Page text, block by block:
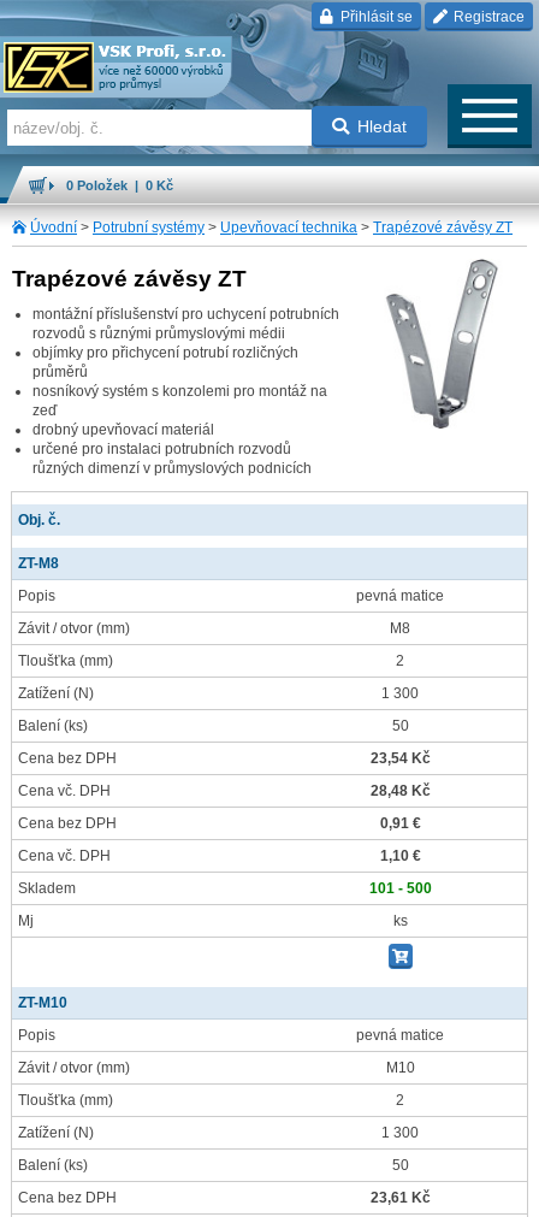
Přihlásit se Registrace
Hledat
0 Položek | 0 Kč
Úvodní > Potrubní systémy > Upevňovací technika > Trapézové závěsy ZT
Trapézové závěsy ZT
montážní příslušenství pro uchycení potrubních
rozvodů s různými průmyslovými médii
objímky pro přichycení potrubí rozličných
průměrů
nosníkový systém s konzolemi pro montáž na
zeď
drobný upevňovací materiál
určené pro instalaci potrubních rozvodů
různých dimenzí v průmyslových podnicích
Obj. č.
ZT-M8
Popis
pevná matice
Závit / otvor (mm)
M8
Tloušťka (mm)
2
Zatížení (N)
1 300
Balení (ks)
50
Cena bez DPH
23,54 Kč
Cena vč. DPH
28,48 Kč
Cena bez DPH
0,91 €
Cena vč. DPH
1,10 €
Skladem
101 - 500
Mj
ks
ZT-M10
Popis
pevná matice
Závit / otvor (mm)
M10
Tloušťka (mm)
2
Zatížení (N)
1 300
Balení (ks)
50
Cena bez DPH
23,61 Kč